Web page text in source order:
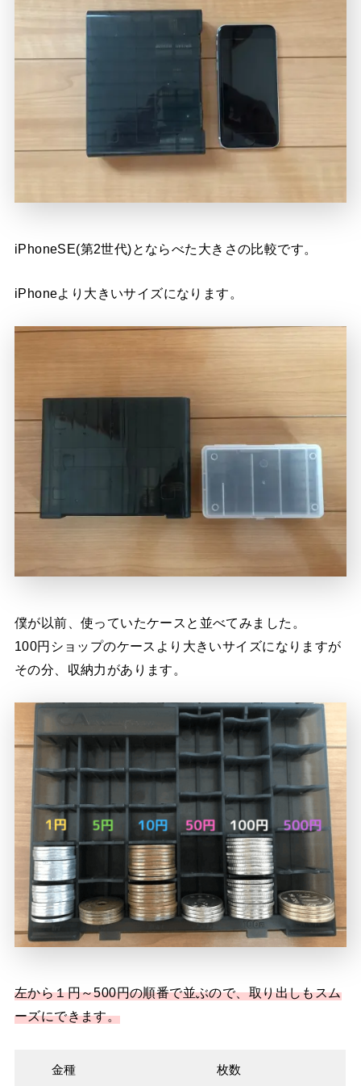
iPhoneSE(第2世代)とならべた大きさの比較です。
iPhoneより大きいサイズになります。
僕が以前、使っていたケースと並べてみました。
100円ショップのケースより大きいサイズになりますが
その分、収納力があります。
左から１円～500円の順番で並ぶので、取り出しもスム
ーズにできます。
金種 枚数